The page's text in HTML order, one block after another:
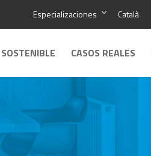
Especializaciones Català
SOSTENIBLE CASOS REALES